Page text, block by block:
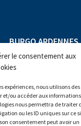
le consentement aux
expériences, nous utilisons
et/ou accéder aux
nous permettra de traiter
ou les ID uniques sur ce
consentement peut avoir
BURGO ARDENNES
subject to
coordination of